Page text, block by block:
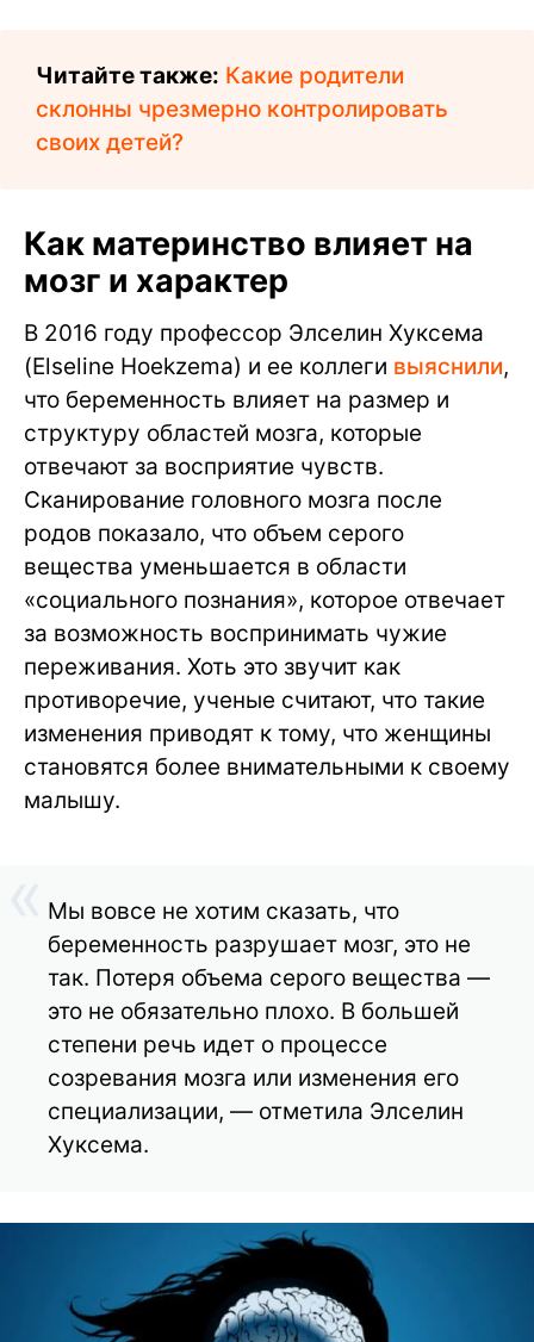
Читайте также: Какие родители
склонны чрезмерно контролировать
своих детей?
Как материнство влияет на
мозг и характер
В 2016 году профессор Элселин Хуксема
(Elseline Hoekzema) и ее коллеги выяснили,
что беременность влияет на размер и
структуру областей мозга, которые
отвечают за восприятие чувств.
Сканирование головного мозга после
родов показало, что объем серого
вещества уменьшается в области
«социального познания», которое отвечает
за возможность воспринимать чужие
переживания. Хоть это звучит как
противоречие, ученые считают, что такие
изменения приводят к тому, что женщины
становятся более внимательными к своему
малышу.
Мы вовсе не хотим сказать, что
беременность разрушает мозг, это не
так. Потеря объема серого вещества —
это не обязательно плохо. В большей
степени речь идет о процессе
созревания мозга или изменения его
специализации, — отметила Элселин
Хуксема.